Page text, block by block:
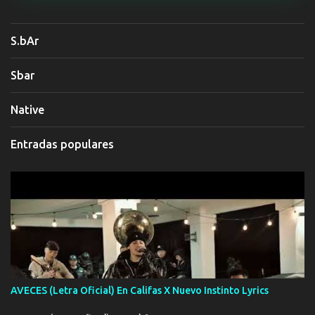
S.bAr
Sbar
Native
Entradas populares
AVECES (Letra Oficial) En Califas X Nuevo Instinto Lyrics